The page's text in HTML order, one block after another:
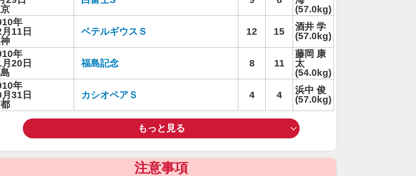
(57.0kg)
年
11日
ベテルギウスＳ 12 15
酒井 学
(57.0kg)
年
20日
福島記念 8 11
藤岡 康
太
(54.0kg)
年
31日
カシオペアＳ 4 4
浜中 俊
(57.0kg)
もっと見る
注意事項